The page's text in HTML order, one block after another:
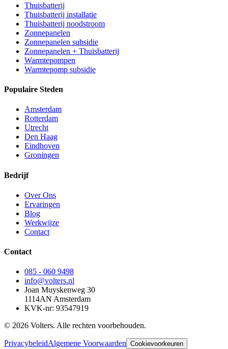
Thuisbatterij
Thuisbatterij installatie
Thuisbatterij noodstroom
Zonnepanelen
Zonnepanelen subsidie
Zonnepanelen + Thuisbatterij
Warmtepompen
Warmtepomp subsidie
Populaire Steden
Amsterdam
Rotterdam
Utrecht
Den Haag
Eindhoven
Groningen
Bedrijf
Over Ons
Ervaringen
Blog
Werkwijze
Contact
Contact
085 - 060 9498
info@volters.nl
Joan Muyskenweg 30
1114AN Amsterdam
KVK-nr: 93547919
© 2026 Volters. Alle rechten voorbehouden.
PrivacybeleidAlgemene Voorwaarden Cookievoorkeuren